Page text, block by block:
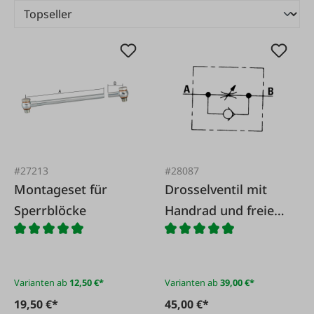
#27213
Montageset für
Sperrblöcke
Varianten ab 12,50 €*
19,50 €*
#28087
Drosselventil mit
Handrad und freiem
Rücklauf
Varianten ab39,00 €*
45,00 €*